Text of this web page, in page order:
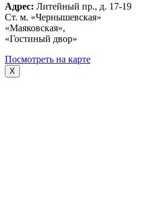
Адрес: Литейный пр., д. 17-19
Ст. м. «Чернышевская»
«Маяковская»,
«Гостиный двор»
Посмотреть на карте
X